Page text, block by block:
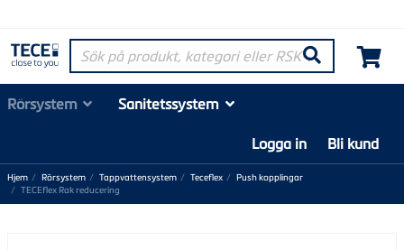
Sök på produkt, kategori eller RSK-nummer
Søk
Rörsystem
Sanitetssystem
Logga in
Bli kund
Hjem Rörsystem Tappvattensystem Teceflex
Push kopplingar
TECEflex Rak reducering